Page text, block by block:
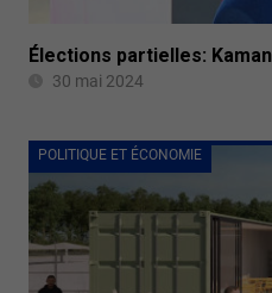
Élections partielles:
30 mai 2024
POLITIQUE ET ÉCONOMIE